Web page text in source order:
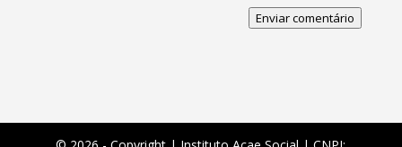
Enviar comentário